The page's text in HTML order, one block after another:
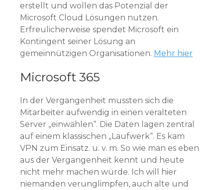
erstellt und wollen das Potenzial der
Microsoft Cloud Lösungen nutzen.
Erfreulicherweise spendet Microsoft ein
Kontingent seiner Lösung an
gemeinnützigen Organisationen. Mehr hier
Microsoft 365
In der Vergangenheit mussten sich die
Mitarbeiter aufwendig in einen veralteten
Server „einwählen“. Die Daten lagen zentral
auf einem klassischen „Laufwerk“. Es kam
VPN zum Einsatz. u. v. m. So wie man es eben
aus der Vergangenheit kennt und heute
nicht mehr machen würde. Ich will hier
niemanden verunglimpfen, auch alte und